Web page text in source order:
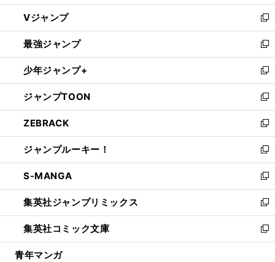
ウ
ィ
ン
ド
ウ
で
開
く
し
い
ウ
ィ
ン
ド
ウ
で
開
く
Vジャンプ
新
し
い
ウ
ィ
ン
ド
ウ
で
開
く
最強ジャンプ
新
し
い
ウ
ィ
ン
ド
ウ
で
開
く
少年ジャンプ+
新
し
い
ウ
ィ
ン
ド
ウ
で
開
く
ジャンプTOON
新
し
い
ウ
ィ
ン
ド
ウ
で
開
く
ZEBRACK
新
し
い
ウ
ィ
ン
ド
ウ
で
開
ジャンプルーキー！
新
し
い
ウ
ィ
ン
ド
ウ
S-MANGA
新
し
い
ウ
ィ
ン
集英社ジャンプリミックス
新
し
い
ウ
集英社コミック文庫
新
し
青年マンガ